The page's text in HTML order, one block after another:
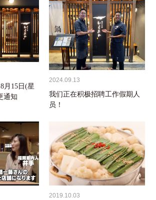
月15日(星
通知
2024.09.13
我们正在积极招聘工作假期人
员！
2019.10.03